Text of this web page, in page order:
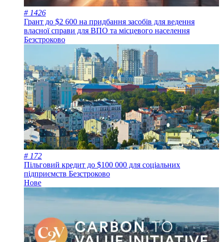
# 1426
Грант до $2 600 на придбання засобів для ведення
власної справи для ВПО та місцевого населення
Безстроково
# 172
Пільговий кредит до $100 000 для соціальних
підприємств Безстроково
Нове